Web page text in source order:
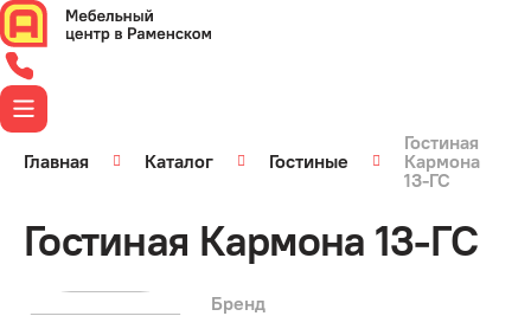
Главная Каталог Гостиные
Гостиная
Кармона
13-ГС
Гостиная Кармона 13-ГС
Бренд